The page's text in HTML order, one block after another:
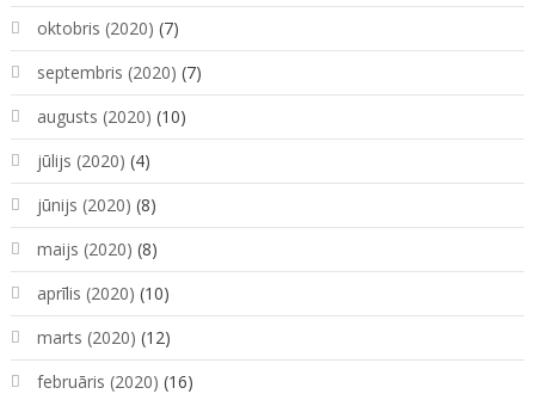
oktobris (2020) (7)
septembris (2020) (7)
augusts (2020) (10)
jūlijs (2020) (4)
jūnijs (2020) (8)
maijs (2020) (8)
aprīlis (2020) (10)
marts (2020) (12)
februāris (2020) (16)